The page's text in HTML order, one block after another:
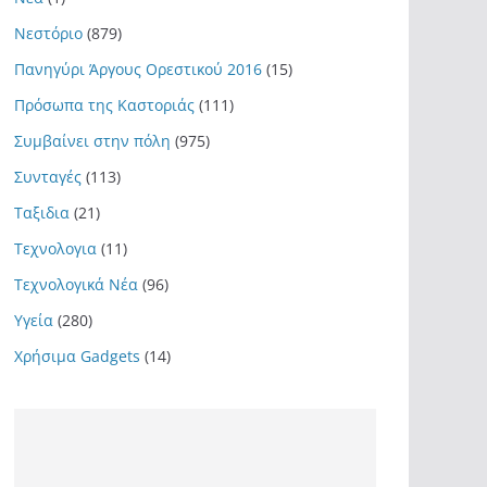
Νεστόριο (879)
Πανηγύρι Άργους Ορεστικού 2016 (15)
Πρόσωπα της Καστοριάς (111)
Συμβαίνει στην πόλη (975)
Συνταγές (113)
Ταξιδια (21)
Τεχνολογια (11)
Τεχνολογικά Νέα (96)
Υγεία (280)
Χρήσιμα Gadgets (14)